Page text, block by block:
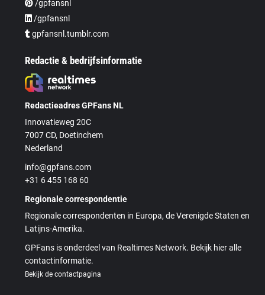
/gpfansnl
/gpfansnl
gpfansnl.tumblr.com
Redactie & bedrijfsinformatie
Redactieadres GPFans NL
Innovatieweg 20C
7007 CD, Doetinchem
Nederland
info@gpfans.com
+31 6 455 168 60
Regionale correspondentie
Regionale correspondenten in Europa, de Verenigde Staten en
Latijns-Amerika.
GPFans is onderdeel van Realtimes Network. Bekijk hier alle
contactinformatie.
Bekijk de contactpagina